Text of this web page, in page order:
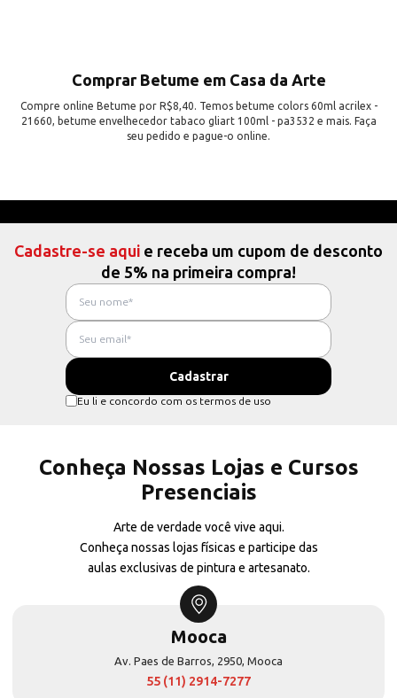
Comprar Betume em Casa da Arte
Compre online Betume por R$8,40. Temos betume colors 60ml acrilex -
21660, betume envelhecedor tabaco gliart 100ml - pa3532 e mais. Faça
seu pedido e pague-o online.
Cadastre-se aqui e receba um cupom de desconto
de 5% na primeira compra!
Eu li e concordo com os termos de uso
Conheça Nossas Lojas e Cursos
Presenciais
Arte de verdade você vive aqui.
Conheça nossas lojas físicas e participe das
aulas exclusivas de pintura e artesanato.
Mooca
Av. Paes de Barros, 2950, Mooca
55 (11) 2914-7277